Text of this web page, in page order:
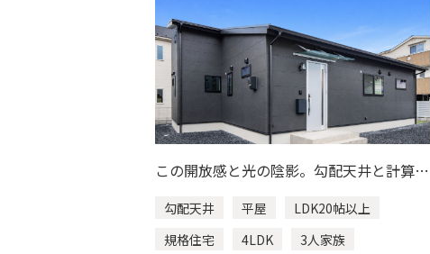
絶景リビング
年中快適
収納充
お出掛けスムーズ
インナーガレージ
キャットウォーク
ブラックの外観
土間リビング
造り付けカウンター
この開放感と光の陰影。勾配天井と計算さ
ない心地よさを生んでいます。
勾配天井 平屋
LDK20帖以上
規格住宅
4LDK
3人家族